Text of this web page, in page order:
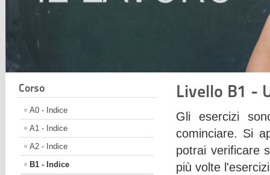
Corso
A0 - Indice
A1 - Indice
A2 - Indice
B1 - Indice
Livello B1 -
Gli esercizi
cominciare. Si
potrai verificare
più volte